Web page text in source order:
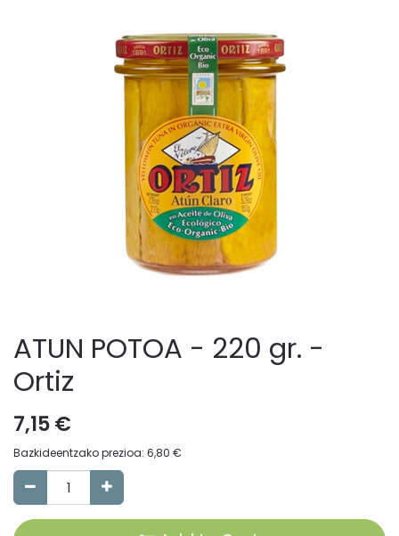
ATUN POTOA - 220 gr. -
Ortiz
7,15€
Bazkideentzako prezioa: 6,80 €